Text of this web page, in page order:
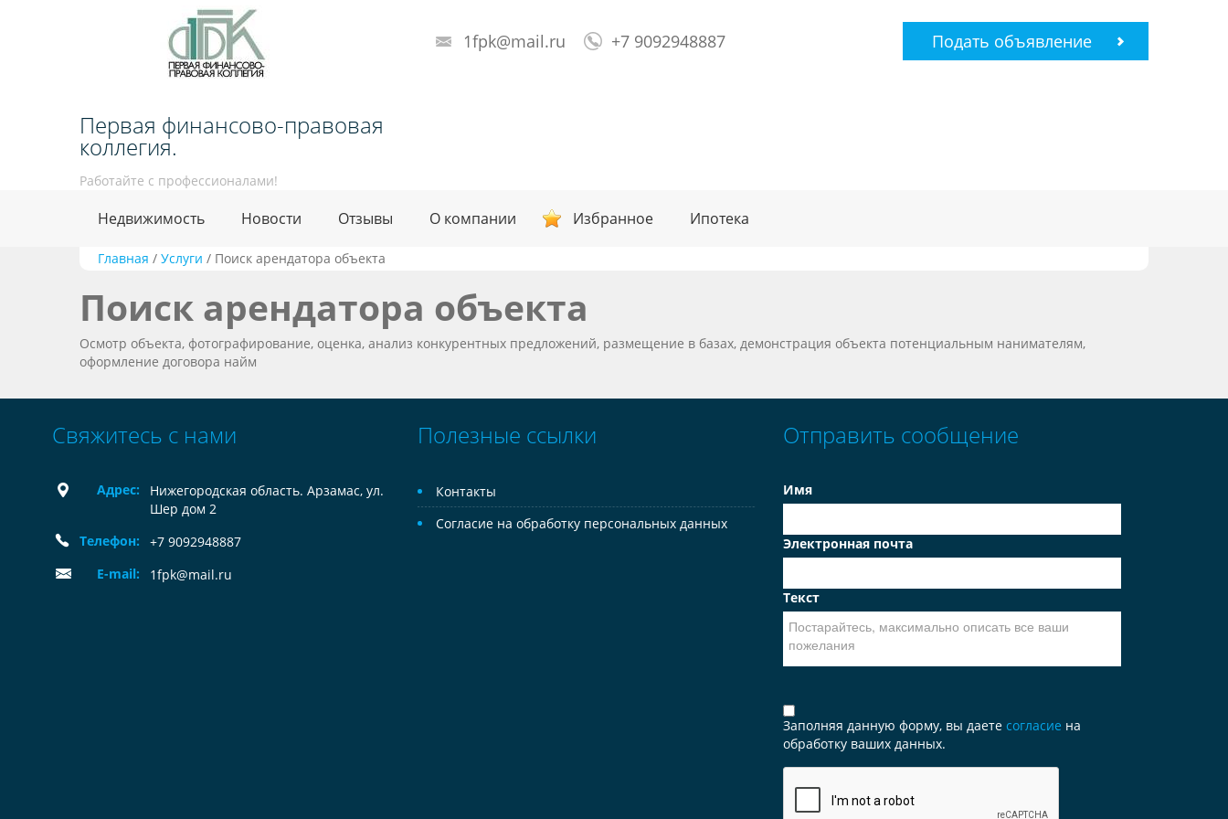
Первая финансово-правовая
коллегия.
Работайте с профессионалами!
1fpk@mail.ru +7 9092948887 Подать объявление
Недвижимость Новости Отзывы О компании Избранное Ипотека
Главная / Услуги / Поиск арендатора объекта
Поиск арендатора объекта
Осмотр объекта, фотографирование, оценка, анализ конкурентных предложений, размещение в базах, демонстрация объекта потенциальным нанимателям,
оформление договора найм
Свяжитесь с нами
Адрес:
Нижегородская область. Арзамас, ул.
Шер дом 2
Телефон:
+7 9092948887
E-mail:
1fpk@mail.ru
Полезные ссылки
Контакты
Согласие на обработку персональных данных
Отправить сообщение
Имя
Электронная почта
Текст
Заполняя данную форму, вы даете согласие на
обработку ваших данных.